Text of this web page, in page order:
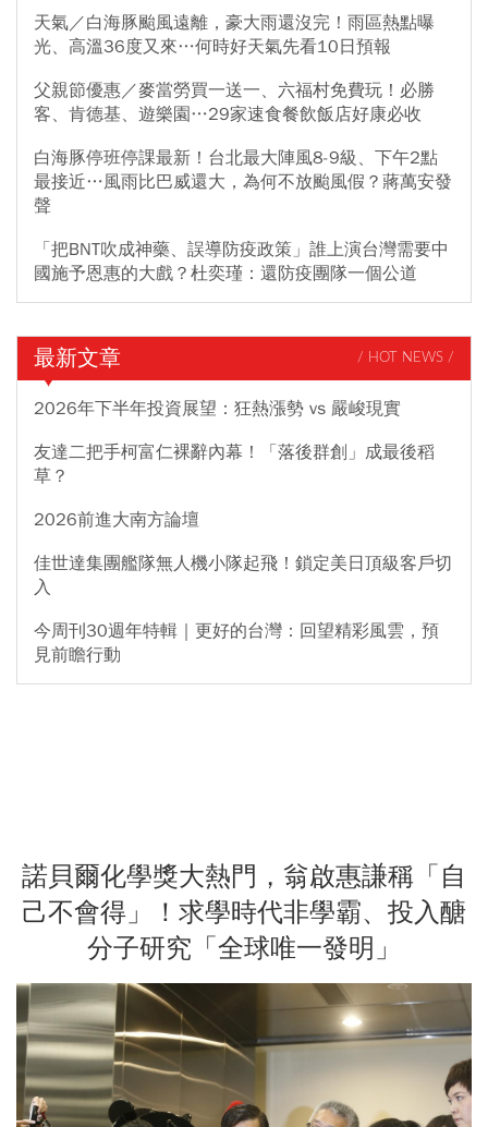
天氣／白海豚颱風遠離，豪大雨還沒完！雨區熱點曝
光、高溫36度又來…何時好天氣先看10日預報
父親節優惠／麥當勞買一送一、六福村免費玩！必勝
客、肯德基、遊樂園…29家速食餐飲飯店好康必收
白海豚停班停課最新！台北最大陣風8-9級、下午2點
最接近…風雨比巴威還大，為何不放颱風假？蔣萬安發
聲
「把BNT吹成神藥、誤導防疫政策」誰上演台灣需要中
國施予恩惠的大戲？杜奕瑾：還防疫團隊一個公道
最新文章 / HOT NEWS /
2026年下半年投資展望：狂熱漲勢 vs 嚴峻現實
友達二把手柯富仁裸辭內幕！「落後群創」成最後稻
草？
2026前進大南方論壇
佳世達集團艦隊無人機小隊起飛！鎖定美日頂級客戶切
入
今周刊30週年特輯｜更好的台灣：回望精彩風雲，預
見前瞻行動
諾貝爾化學獎大熱門，翁啟惠謙稱「自
己不會得」！求學時代非學霸、投入醣
分子研究「全球唯一發明」